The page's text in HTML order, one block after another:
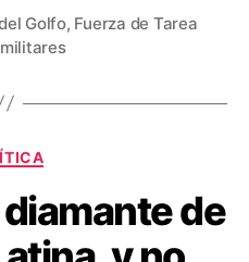
militar
p
ar
Golfo, Fuerza de Tarea
Categorías
diamante de